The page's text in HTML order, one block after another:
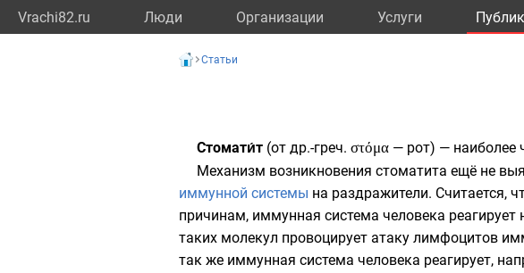
Vrachi82.ru Люди Организации Услуги
Статьи
Стомати́т (от др.-греч. στόμα — рот) — наиболее
Механизм возникновения стоматита ещё не
иммунной системы на раздражители. Считается,
причинам, иммунная система человека
таких молекул провоцирует атаку лимфоцитов
так же иммунная система человека реагирует,